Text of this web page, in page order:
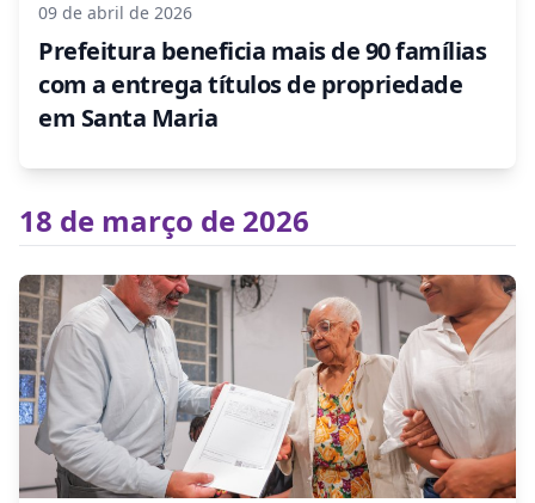
09 de abril de 2026
Prefeitura beneficia mais de 90 famílias
com a entrega títulos de propriedade
em Santa Maria
18 de março de 2026